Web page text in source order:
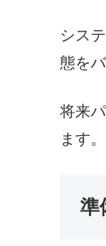
シス
態を
将来
ます
準